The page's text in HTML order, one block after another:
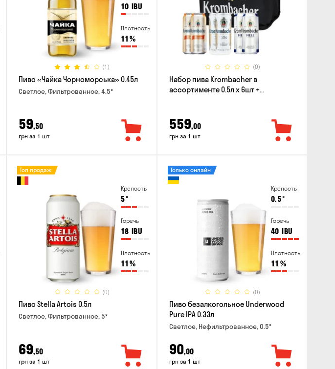
10 IBU
Плотность
11 %
(1)
Пиво «Чайка Чорноморська» 0.45л
Светлое, Фильтрованное, 4.5°
59,50
грн за 1 шт
(0)
Набор пива Krombacher в
ассортименте 0.5л х 6шт +
559,00
грн за 1 шт
Крепость
5°
Горечь
18 IBU
Плотность
11 %
(0)
Топ продаж
Пиво Stella Artois 0.5л
Светлое, Фильтрованное, 5°
69,50
грн за 1 шт
Крепость
0.5°
Горечь
40 IBU
Плотность
11 %
(0)
Только онлайн
Пиво безалкогольное Underwood
Pure IPA 0.33л
Светлое, Нефильтрованное, 0.5°
90,00
грн за 1 шт